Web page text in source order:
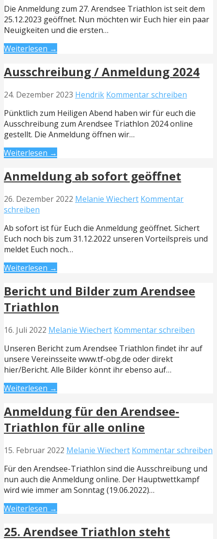
Die Anmeldung zum 27. Arendsee Triathlon ist seit dem
25.12.2023 geöffnet. Nun möchten wir Euch hier ein paar
Neuigkeiten und die ersten…
Weiterlesen →
Ausschreibung / Anmeldung 2024
24. Dezember 2023 Hendrik Kommentar schreiben
Pünktlich zum Heiligen Abend haben wir für euch die
Ausschreibung zum Arendsee Triathlon 2024 online
gestellt. Die Anmeldung öffnen wir…
Weiterlesen →
Anmeldung ab sofort geöffnet
26. Dezember 2022 Melanie Wiechert Kommentar
schreiben
Ab sofort ist für Euch die Anmeldung geöffnet. Sichert
Euch noch bis zum 31.12.2022 unseren Vorteilspreis und
meldet Euch noch…
Weiterlesen →
Bericht und Bilder zum Arendsee
Triathlon
16. Juli 2022 Melanie Wiechert Kommentar schreiben
Unseren Bericht zum Arendsee Triathlon findet ihr auf
unsere Vereinsseite www.tf-obg.de oder direkt
hier/Bericht. Alle Bilder könnt ihr ebenso auf…
Weiterlesen →
Anmeldung für den Arendsee-
Triathlon für alle online
15. Februar 2022 Melanie Wiechert Kommentar schreiben
Für den Arendsee-Triathlon sind die Ausschreibung und
nun auch die Anmeldung online. Der Hauptwettkampf
wird wie immer am Sonntag (19.06.2022)…
Weiterlesen →
25. Arendsee Triathlon steht